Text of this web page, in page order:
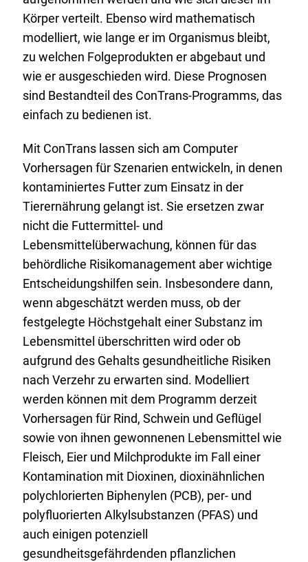
k
Körper verteilt. Ebenso wird mathematisch
modelliert, wie lange er im Organismus bleibt,
zu welchen Folgeprodukten er abgebaut und
wie er ausgeschieden wird. Diese Prognosen
sind Bestandteil des ConTrans-Programms, das
einfach zu bedienen ist.
Mit ConTrans lassen sich am Computer
Vorhersagen für Szenarien entwickeln, in denen
kontaminiertes Futter zum Einsatz in der
Tierernährung gelangt ist. Sie ersetzen zwar
nicht die Futtermittel- und
Lebensmittelüberwachung, können für das
behördliche Risikomanagement aber wichtige
Entscheidungshilfen sein. Insbesondere dann,
wenn abgeschätzt werden muss, ob der
festgelegte Höchstgehalt einer Substanz im
Lebensmittel überschritten wird oder ob
aufgrund des Gehalts gesundheitliche Risiken
nach Verzehr zu erwarten sind. Modelliert
werden können mit dem Programm derzeit
Vorhersagen für Rind, Schwein und Geflügel
sowie von ihnen gewonnenen Lebensmittel wie
Fleisch, Eier und Milchprodukte im Fall einer
Kontamination mit Dioxinen, dioxinähnlichen
polychlorierten Biphenylen (PCB), per- und
polyfluorierten Alkylsubstanzen (PFAS) und
auch einigen potenziell
gesundheitsgefährdenden pflanzlichen